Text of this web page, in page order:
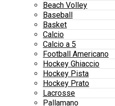
Beach Volley
Baseball
Basket
Calcio
Calcio a 5
Football Americano
Hockey Ghiaccio
Hockey Pista
Hockey Prato
Lacrosse
Pallamano